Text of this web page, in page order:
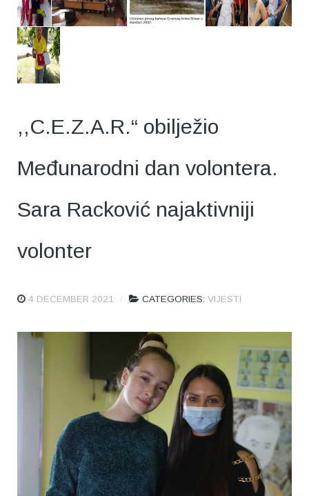
,,C.E.Z.A.R.“ obilježio
Međunarodni dan volontera.
Sara Racković najaktivniji
volonter
4 DECEMBER 2021 CATEGORIES: VIJESTI